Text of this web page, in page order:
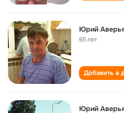
Юрий
65 лет
Добавить в
Юрий